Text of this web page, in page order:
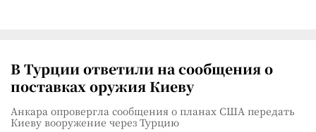
В Турции ответили на сообщения о
поставках оружия Киеву
Анкара опровергла сообщения о планах США передать
Киеву вооружение через Турцию